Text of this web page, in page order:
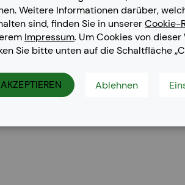
M 203 dn, LaserJet Pro M 203 dw,
227 fdw, LaserJet Pro MFP M 227 sdn,
Weitere Informationen darüber,
sind, finden Sie in unsererCookie-
Impressum. Um Cookies von
Sie bitte unten auf die Schaltfläche
AKZEPTIEREN Ablehnen